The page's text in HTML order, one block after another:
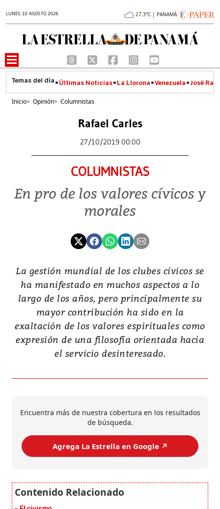
LUNES 10 AGOSTO 2026 27.3°C | PANAMÁ
Últimas Noticias La Llorona Venezuela José
Inicio> Opinión> Columnistas
Rafael Carles
27/10/2019 00:00
COLUMNISTAS
En pro de los valores cívicos y
morales
La gestión mundial de los clubes cívicos se
ha manifestado en muchos aspectos a lo
largo de los años, pero principalmente su
mayor contribución ha sido en la
exaltación de los valores espirituales como
expresión de una filosofía orientada hacia
el servicio desinteresado.
Encuentra más de nuestra cobertura en los resultados
de búsqueda.
Agrega La Estrella en Google ↗️